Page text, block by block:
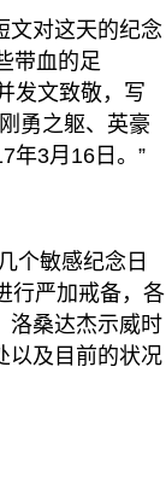
文对这天的纪念
带血的足
发文致敬，写
勇之躯、英豪
年3月16日。”
个敏感纪念日
行严加戒备，各
洛桑达杰示威时
以及目前的状况